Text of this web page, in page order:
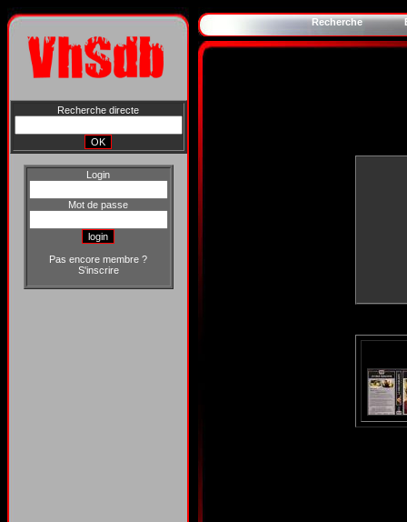
Recherche directe
Login
Mot de passe
Pas encore membre ?
S'inscrire
Recherche